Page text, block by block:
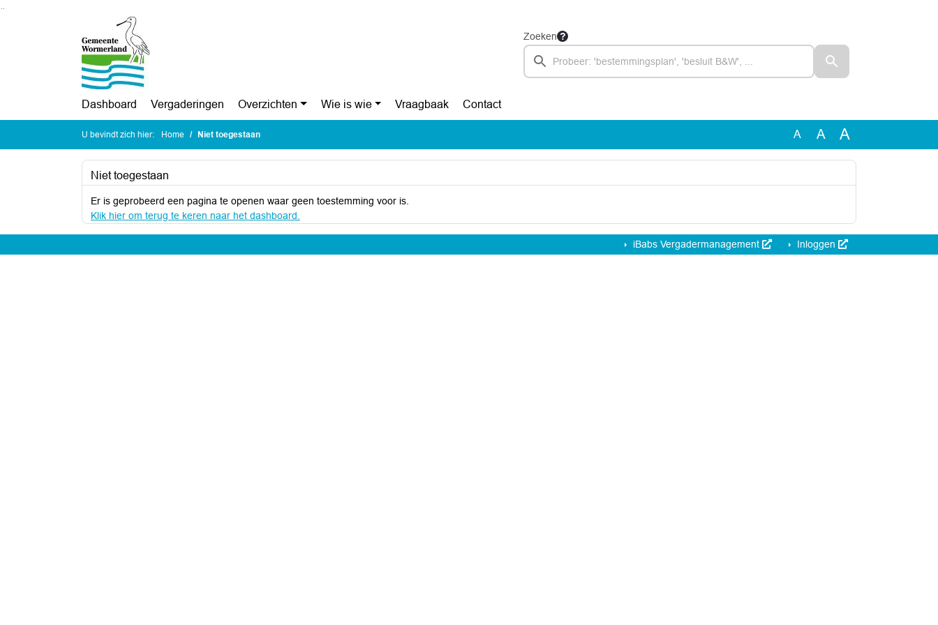
Ga naar de inhoud van deze pagina
Zoeken
Dashboard Vergaderingen Overzichten Wie is wie Vraagbaak Contact
U bevindt zich hier: Home Niet toegestaan A A A
Niet toegestaan
Er is geprobeerd een pagina te openen waar geen toestemming voor is.
Klik hier om terug te keren naar het dashboard.
iBabs Vergadermanagement Inloggen